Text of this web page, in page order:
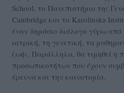
School, το Πανεπιστήμιο της
Cambridge και το Karolinska
έναν δημόσιο διάλογο γύρω από
ιατρική, τη γενετική, τα
ζωής. Παράλληλα, θα τιμηθεί η
προσωπικοτήτων που έχουν
έρευνα και την καινοτομία.